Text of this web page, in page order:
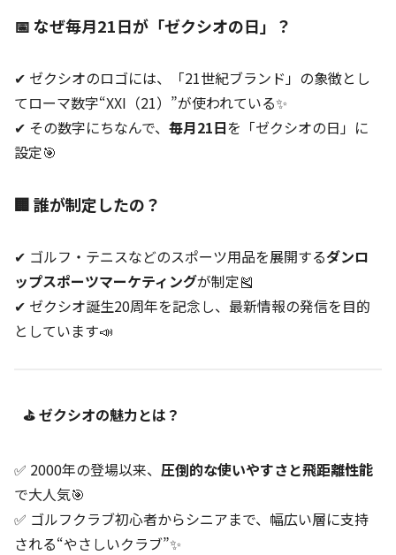
📅 なぜ毎月21日が「ゼクシオの日」？
✔ ゼクシオのロゴには、「21世紀ブランド」の象徴とし
てローマ数字“XXI（21）”が使われている✨
✔ その数字にちなんで、 毎月21日を「ゼクシオの日」に
設定🎯
🏢 誰が制定したの？
✔ ゴルフ・テニスなどのスポーツ用品を展開するダンロ
ップスポーツマーケティングが制定🎽
✔ ゼクシオ誕生20周年を記念し、最新情報の発信を目的
としています📣
⛳ ゼクシオの魅力とは？
✅ 2000年の登場以来、 圧倒的な使いやすさと飛距離性能
で大人気🎯
✅ ゴルフクラブ初心者からシニアまで、幅広い層に支持
される“やさしいクラブ”✨